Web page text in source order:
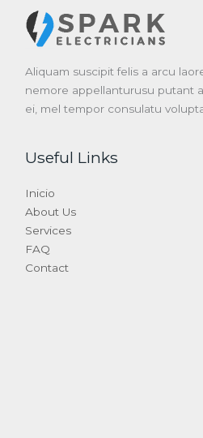
Aliquam suscipit felis a arcu
nemore appellanturusu putant
ei, mel tempor consulatu
Useful Links
Inicio
About Us
Services
FAQ
Contact